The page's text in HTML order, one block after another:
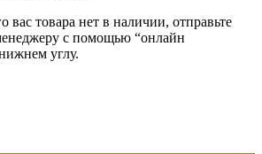
вас товара нет в наличии, отправьте
с помощью “онлайн
углу.